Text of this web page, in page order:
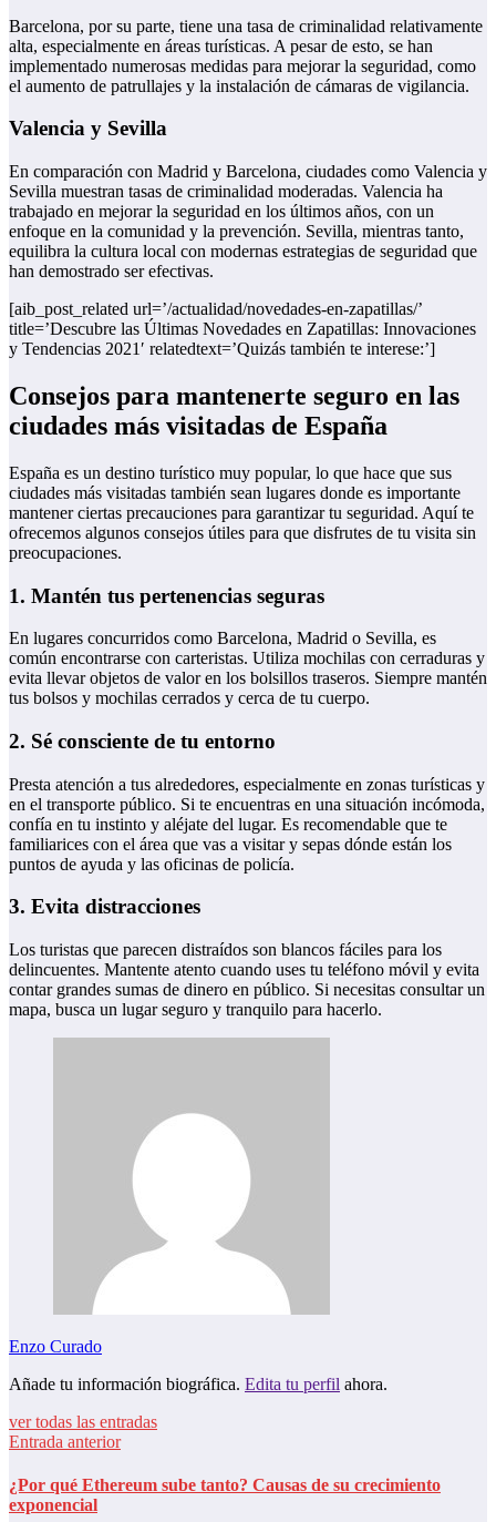
Barcelona, por su parte, tiene una tasa de criminalidad relativamente
alta, especialmente en áreas turísticas. A pesar de esto, se han
implementado numerosas medidas para mejorar la seguridad, como
el aumento de patrullajes y la instalación de cámaras de vigilancia.
Valencia y Sevilla
En comparación con Madrid y Barcelona, ciudades como Valencia y
Sevilla muestran tasas de criminalidad moderadas. Valencia ha
trabajado en mejorar la seguridad en los últimos años, con un
enfoque en la comunidad y la prevención. Sevilla, mientras tanto,
equilibra la cultura local con modernas estrategias de seguridad que
han demostrado ser efectivas.
[aib_post_related url=’/actualidad/novedades-en-zapatillas/’
title=’Descubre las Últimas Novedades en Zapatillas: Innovaciones
y Tendencias 2021′ relatedtext=’Quizás también te interese:’]
Consejos para mantenerte seguro en las
ciudades más visitadas de España
España es un destino turístico muy popular, lo que hace que sus
ciudades más visitadas también sean lugares donde es importante
mantener ciertas precauciones para garantizar tu seguridad. Aquí te
ofrecemos algunos consejos útiles para que disfrutes de tu visita sin
preocupaciones.
1. Mantén tus pertenencias seguras
En lugares concurridos como Barcelona, Madrid o Sevilla, es
común encontrarse con carteristas. Utiliza mochilas con cerraduras y
evita llevar objetos de valor en los bolsillos traseros. Siempre mantén
tus bolsos y mochilas cerrados y cerca de tu cuerpo.
2. Sé consciente de tu entorno
Presta atención a tus alrededores, especialmente en zonas turísticas y
en el transporte público. Si te encuentras en una situación incómoda,
confía en tu instinto y aléjate del lugar. Es recomendable que te
familiarices con el área que vas a visitar y sepas dónde están los
puntos de ayuda y las oficinas de policía.
3. Evita distracciones
Los turistas que parecen distraídos son blancos fáciles para los
delincuentes. Mantente atento cuando uses tu teléfono móvil y evita
contar grandes sumas de dinero en público. Si necesitas consultar un
mapa, busca un lugar seguro y tranquilo para hacerlo.
Enzo Curado
Añade tu información biográfica. Edita tu perfil ahora.
ver todas las entradas
Entrada anterior
¿Por qué Ethereum sube tanto? Causas de su crecimiento
exponencial